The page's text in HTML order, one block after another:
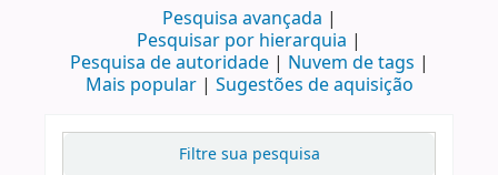
Pesquisa avançada
Pesquisar por hierarquia
Pesquisa de autoridade
Nuvem de tags
Mais popular
Sugestões de aquisição
Filtre sua pesquisa